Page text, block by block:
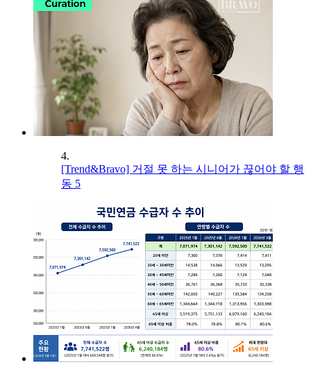
4.
[Trend&Bravo] 거절 못 하는 시니어가 끊어야 할 행
동 5